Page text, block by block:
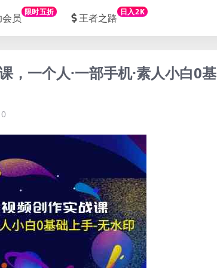
会员 限时五折 王者之路 日入2K
，一个人·一部手机·素人小白0基